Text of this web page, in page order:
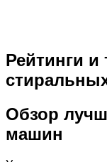
Рейтинги и
Обзор
машин